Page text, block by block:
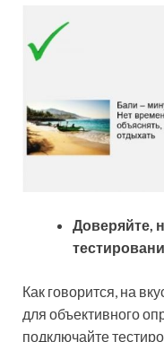
Доверяйте,
Как говорится, на
для объективного
подключайте